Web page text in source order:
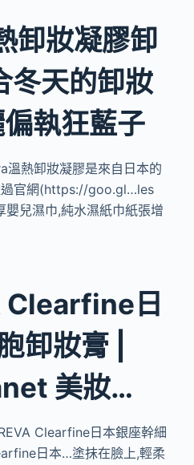
卸妝凝膠卸
冬天的卸妝
執狂藍子
溫熱卸妝凝膠是來自日本的
過官網(https://goo.gl…les
兒濕巾,純水濕紙巾紙張增
Clearfine日
卸妝膏 |
美妝…
Clearfine日本銀座幹細
日本…塗抹在臉上,輕柔